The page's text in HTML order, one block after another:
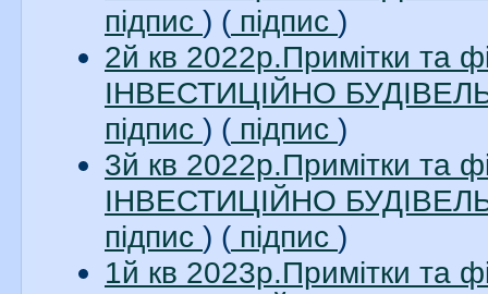
підпис ) ( підпис )
2й кв 2022р.Примітки та
ІНВЕСТИЦІЙНО
підпис ) ( підпис )
3й кв 2022р.Примітки та
ІНВЕСТИЦІЙНО
підпис ) ( підпис )
1й кв 2023р.Примітки та